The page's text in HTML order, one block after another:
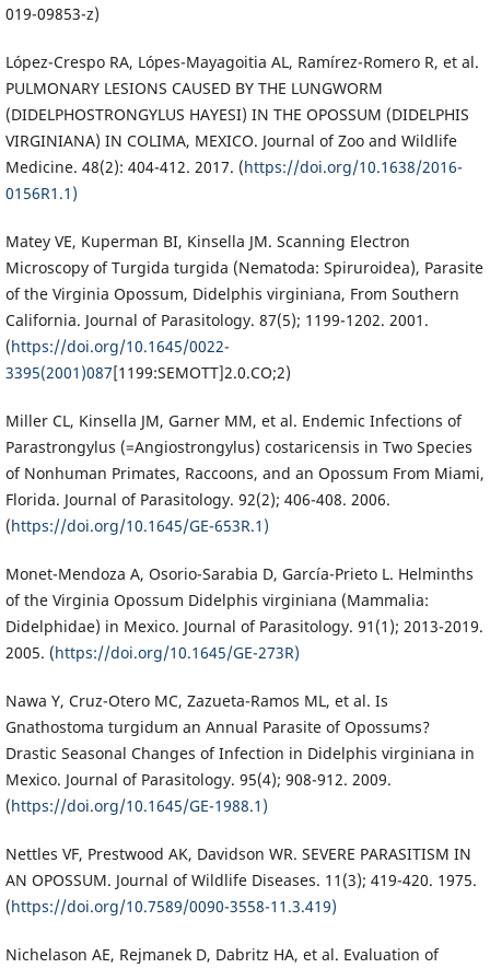
019-09853-z)
López-Crespo RA, Lópes-Mayagoitia AL, Ramírez-Romero R, et al.
PULMONARY LESIONS CAUSED BY THE LUNGWORM
(DIDELPHOSTRONGYLUS HAYESI) IN THE OPOSSUM (DIDELPHIS
VIRGINIANA) IN COLIMA, MEXICO. Journal of Zoo and Wildlife
Medicine. 48(2): 404-412. 2017. (https://doi.org/10.1638/2016-
0156R1.1)
Matey VE, Kuperman BI, Kinsella JM. Scanning Electron
Microscopy of Turgida turgida (Nematoda: Spiruroidea), Parasite
of the Virginia Opossum, Didelphis virginiana, From Southern
California. Journal of Parasitology. 87(5); 1199-1202. 2001.
(https://doi.org/10.1645/0022-
3395(2001)087[1199:SEMOTT]2.0.CO;2)
Miller CL, Kinsella JM, Garner MM, et al. Endemic Infections of
Parastrongylus (=Angiostrongylus) costaricensis in Two Species
of Nonhuman Primates, Raccoons, and an Opossum From Miami,
Florida. Journal of Parasitology. 92(2); 406-408. 2006.
(https://doi.org/10.1645/GE-653R.1)
Monet-Mendoza A, Osorio-Sarabia D, García-Prieto L. Helminths
of the Virginia Opossum Didelphis virginiana (Mammalia:
Didelphidae) in Mexico. Journal of Parasitology. 91(1); 2013-2019.
2005. (https://doi.org/10.1645/GE-273R)
Nawa Y, Cruz-Otero MC, Zazueta-Ramos ML, et al. Is
Gnathostoma turgidum an Annual Parasite of Opossums?
Drastic Seasonal Changes of Infection in Didelphis virginiana in
Mexico. Journal of Parasitology. 95(4); 908-912. 2009.
(https://doi.org/10.1645/GE-1988.1)
Nettles VF, Prestwood AK, Davidson WR. SEVERE PARASITISM IN
AN OPOSSUM. Journal of Wildlife Diseases. 11(3); 419-420. 1975.
(https://doi.org/10.7589/0090-3558-11.3.419)
Nichelason AE, Rejmanek D, Dabritz HA, et al. Evaluation of